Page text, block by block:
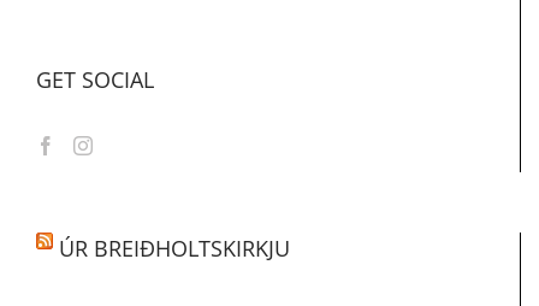
GET SOCIAL
ÚR BREIÐHOLTSKIRKJU